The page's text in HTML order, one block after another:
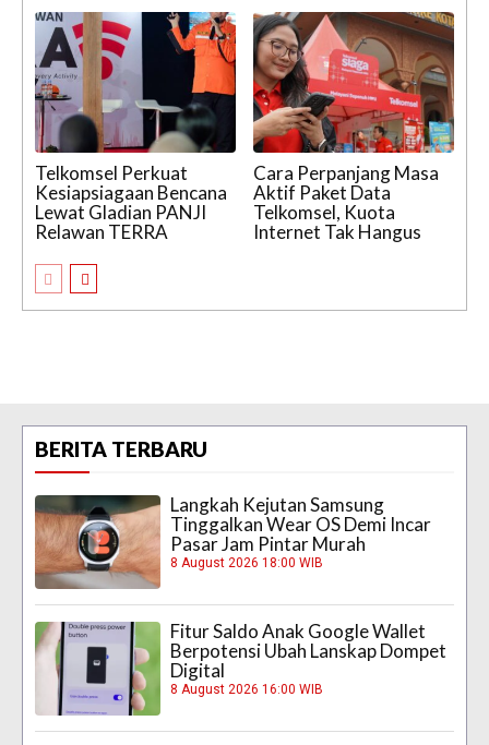
Telkomsel Perkuat
Kesiapsiagaan Bencana
Lewat Gladian PANJI
Relawan TERRA
Cara Perpanjang Masa
Aktif Paket Data
Telkomsel, Kuota
Internet Tak Hangus
BERITA TERBARU
Langkah Kejutan Samsung
Tinggalkan Wear OS Demi Incar
Pasar Jam Pintar Murah
8 August 2026 18:00 WIB
Fitur Saldo Anak Google Wallet
Berpotensi Ubah Lanskap Dompet
Digital
8 August 2026 16:00 WIB